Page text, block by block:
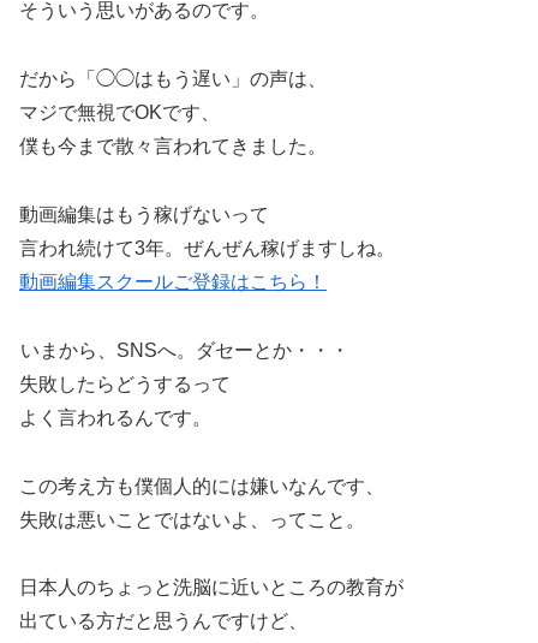
そういう思いがあるのです。
だから「◯◯はもう遅い」の声は、
マジで無視でOKです、
僕も今まで散々言われてきました。
動画編集はもう稼げないって
言われ続けて3年。ぜんぜん稼げますしね。
動画編集スクールご登録はこちら！
いまから、SNSへ。ダセーとか・・・
失敗したらどうするって
よく言われるんです。
この考え方も僕個人的には嫌いなんです、
失敗は悪いことではないよ、ってこと。
日本人のちょっと洗脳に近いところの教育が
出ている方だと思うんですけど、